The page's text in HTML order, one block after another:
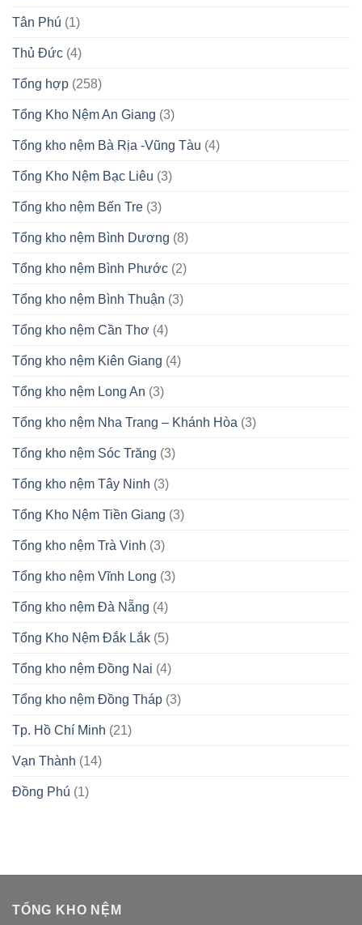
Tân Phú (1)
Thủ Đức (4)
Tổng hợp (258)
Tổng Kho Nệm An Giang (3)
Tổng kho nệm Bà Rịa -Vũng Tàu (4)
Tổng Kho Nệm Bạc Liêu (3)
Tổng kho nệm Bến Tre (3)
Tổng kho nệm Bình Dương (8)
Tổng kho nệm Bình Phước (2)
Tổng kho nệm Bình Thuận (3)
Tổng kho nệm Cần Thơ (4)
Tổng kho nệm Kiên Giang (4)
Tổng kho nệm Long An (3)
Tổng kho nệm Nha Trang – Khánh Hòa (3)
Tổng kho nệm Sóc Trăng (3)
Tổng kho nệm Tây Ninh (3)
Tổng Kho Nệm Tiền Giang (3)
Tổng kho nệm Trà Vinh (3)
Tổng kho nệm Vĩnh Long (3)
Tổng kho nệm Đà Nẵng (4)
Tổng Kho Nệm Đắk Lắk (5)
Tổng kho nệm Đồng Nai (4)
Tổng kho nệm Đồng Tháp (3)
Tp. Hồ Chí Minh (21)
Vạn Thành (14)
Đồng Phú (1)
TỔNG KHO NỆM